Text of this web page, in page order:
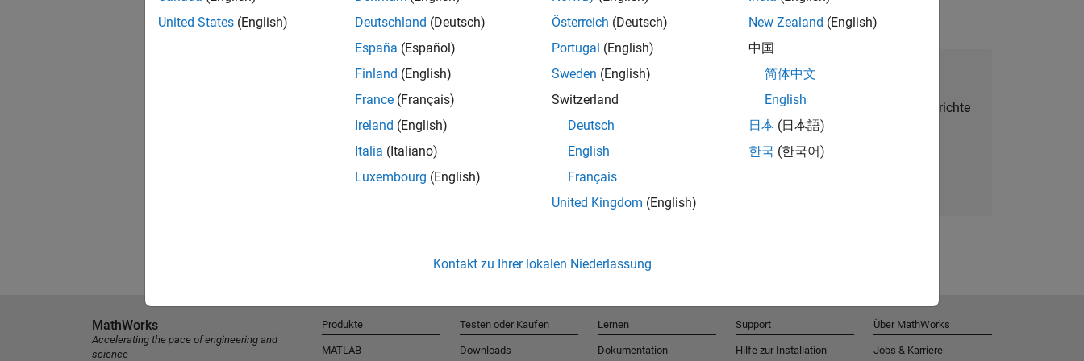
Talent Network beitreten
Erhalten Sie personalisierte Stellenangebote, Berichte
und Unternehmensneuigkeiten.
United States (English)
Deutschland (Deutsch)
España (Español)
Finland (English)
France (Français)
Ireland (English)
Italia (Italiano)
Luxembourg (English)
Österreich (Deutsch)
Portugal (English)
Sweden (English)
Switzerland
Deutsch
English
Français
United Kingdom (English)
New Zealand (English)
中国
简体中文
English
日本 (日本語)
한국 (한국어)
Kontakt zu Ihrer lokalen Niederlassung
MathWorks
Accelerating the pace of engineering and
science
Produkte
MATLAB
Testen oder Kaufen
Downloads
Lernen
Dokumentation
Support
Hilfe zur Installation
Über MathWorks
Jobs & Karriere